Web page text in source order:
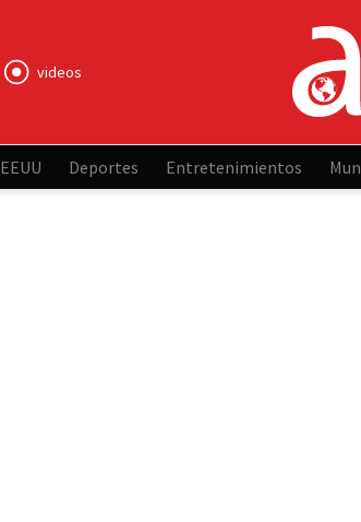
videos
EEUU Deportes Entretenimientos